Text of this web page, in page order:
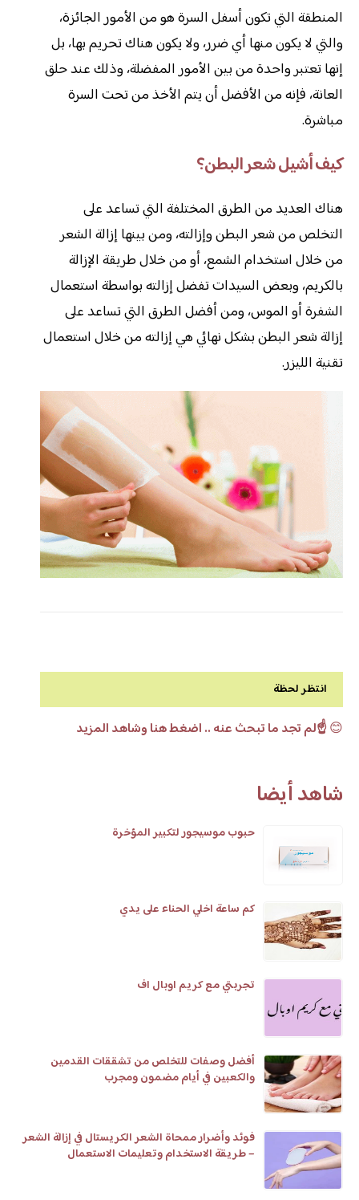
المنطقة التي تكون أسفل السرة هو من الأمور الجائزة،
والتي لا يكون منها أي ضرر، ولا يكون هناك تحريم بها، بل
إنها تعتبر واحدة من بين الأمور المفضلة، وذلك عند حلق
العانة، فإنه من الأفضل أن يتم الأخذ من تحت السرة
مباشرة.
كيف أشيل شعر البطن؟
هناك العديد من الطرق المختلفة التي تساعد على
التخلص من شعر البطن وإزالته، ومن بينها إزالة الشعر
من خلال استخدام الشمع، أو من خلال طريقة الإزالة
بالكريم، وبعض السيدات تفضل إزالته بواسطة استعمال
الشفرة أو الموس، ومن أفضل الطرق التي تساعد على
إزالة شعر البطن بشكل نهائي هي إزالته من خلال استعمال
تقنية الليزر.
انتظر لحظة
😊☝️لم تجد ما تبحث عنه .. اضغط هنا وشاهد المزيد
شاهد أيضا
حبوب موسيجور لتكبير المؤخرة
كم ساعة اخلي الحناء على يدي
تجربتي مع كريم اوبال اف
أفضل وصفات للتخلص من تشققات القدمين
والكعبين في أيام مضمون ومجرب
فوئد وأضرار ممحاة الشعر الكريستال في إزالة الشعر
– طريقة الاستخدام وتعليمات الاستعمال